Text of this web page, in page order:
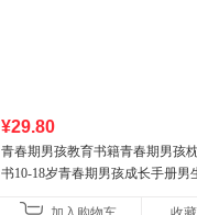
¥29.80
青春期男孩教育书籍青春期男孩
书10-18岁青春期男孩成长手册男